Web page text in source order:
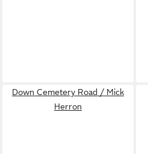
Down Cemetery Road / Mick
Herron